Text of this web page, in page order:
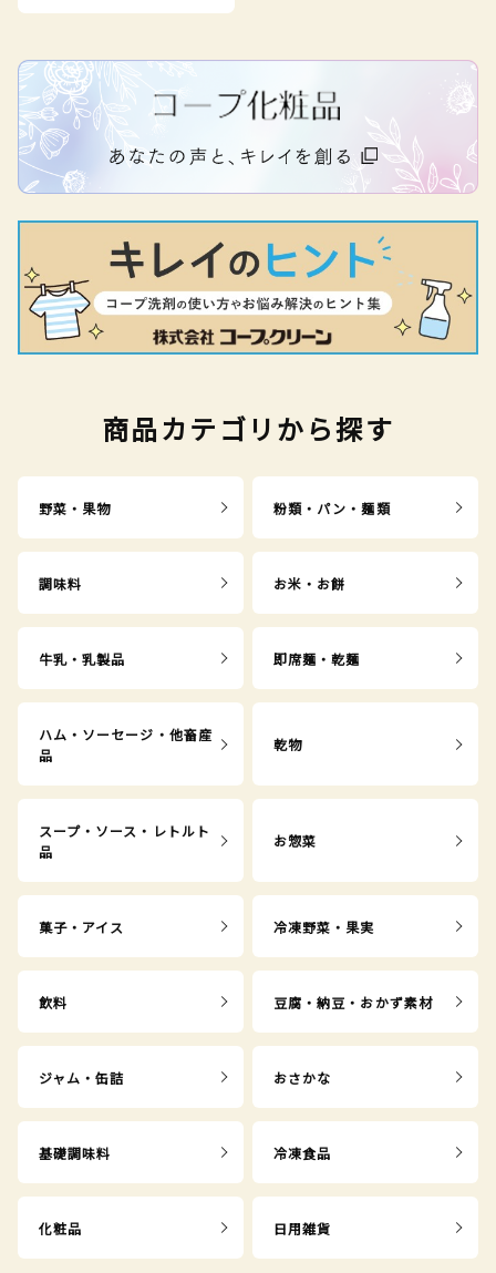
商品カテゴリから探す
野菜・果物 粉類・パン・麺類
調味料 お米・お餅
牛乳・乳製品 即席麺・乾麺
ハム・ソーセージ・他畜産
品
乾物
スープ・ソース・レトルト
品
お惣菜
菓子・アイス 冷凍野菜・果実
飲料 豆腐・納豆・おかず素材
ジャム・缶詰 おさかな
基礎調味料 冷凍食品
化粧品 日用雑貨